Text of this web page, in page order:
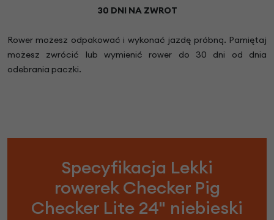
30 DNI NA ZWROT
Rower możesz odpakować i wykonać jazdę próbną. Pamiętaj
możesz zwrócić lub wymienić rower do 30 dni od dnia
odebrania paczki.
Specyfikacja Lekki
rowerek Checker Pig
Checker Lite 24" niebieski